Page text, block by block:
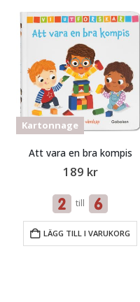
Kartonnage
Att vara en bra kompis
189 kr
till
LÄGG TILL I VARUKORG